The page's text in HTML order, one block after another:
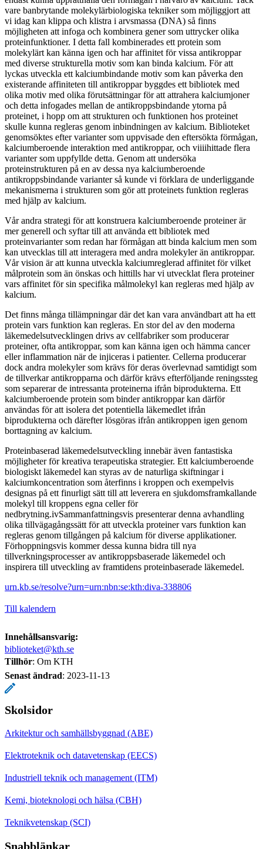
vare banbrytande molekylärbiologiska tekniker som möjliggjort att
vi idag kan klippa och klistra i arvsmassa (DNA) så finns
möjligheten att infoga och kombinera gener som uttrycker olika
proteinfunktioner. I detta fall kombinerades ett protein som
molekylärt kan känna igen och har affinitet för vissa antikroppar
med diverse strukturella motiv som kan binda kalcium. För att
lyckas utveckla ett kalciumbindande motiv som kan påverka den
existerande affiniteten till antikroppar byggdes ett bibliotek med
olika motiv med olika förutsättningar för att attrahera kalciumjoner
och detta infogades mellan de antikroppsbindande ytorna på
proteinet, i hopp om att strukturen och funktionen hos proteinet
skulle kunna regleras genom inbindningen av kalcium. Biblioteket
genomsöktes efter varianter som uppvisade den eftersökta förmågan,
kalciumberoende interaktion med antikroppar, och viiiihittade flera
varianter som uppfyllde detta. Genom att undersöka
proteinstrukturen på en av dessa nya kalciumberoende
antikroppsbindande varianter så kunde vi förklara de underliggande
mekanismerna i strukturen som gör att proteinets funktion regleras
med hjälp av kalcium.
Vår andra strategi för att konstruera kalciumberoende proteiner är
mer generell och syftar till att använda ett bibliotek med
proteinvarianter som redan har förmågan att binda kalcium men som
kan utvecklas till att interagera med andra molekyler än antikroppar.
Vår vision är att kunna utveckla kalciumreglerad affinitet för vilket
målprotein som än önskas och hittills har vi utvecklat flera proteiner
vars affinitet för sin specifika målmolekyl kan regleras med hjälp av
kalcium.
Det finns många tillämpningar där det kan vara användbart att ha ett
protein vars funktion kan regleras. En stor del av den moderna
läkemedelsutvecklingen drivs av cellfabriker som producerar
proteiner, ofta antikroppar, som kan känna igen och hämma cancer
eller inflammation när de injiceras i patienter. Cellerna producerar
dock andra molekyler som krävs för deras överlevnad samtidigt som
de tillverkar antikropparna och därför krävs efterföljande reningssteg
som separerar de intressanta proteinerna ifrån biprodukterna. Ett
kalciumberoende protein som binder antikroppar kan därför
användas för att isolera det potentiella läkemedlet ifrån
biprodukterna och därefter lösgöras ifrån antikroppen igen genom
borttagning av kalcium.
Proteinbaserad läkemedelsutveckling innebär även fantastiska
möjligheter för kreativa terapeutiska strategier. Ett kalciumberoende
biologiskt läkemedel kan styras av de naturliga skiftningar i
kalciumkoncentration som återfinns i kroppen och exempelvis
designas på ett finurligt sätt till att leverera en sjukdomsframkallande
molekyl till kroppens egna celler för
nedbrytning.ivSammanfattningsvis presenterar denna avhandling
olika tillvägagångssätt för att utveckla proteiner vars funktion kan
regleras genom tillgången på kalcium för diverse applikationer.
Förhoppningsvis kommer dessa kunna bidra till nya
tillverkningsprocesser av antikroppsbaserade läkemedel och
inspirera till utveckling av framtidens proteinbaserade läkemedel.
urn.kb.se/resolve?urn=urn:nbn:se:kth:diva-338806
Till kalendern
Innehållsansvarig:
biblioteket@kth.se
Tillhör: Om KTH
Senast ändrad: 2023-11-13
Skolsidor
Arkitektur och samhällsbyggnad (ABE)
Elektroteknik och datavetenskap (EECS)
Industriell teknik och management (ITM)
Kemi, bioteknologi och hälsa (CBH)
Teknikvetenskap (SCI)
Snabblänkar